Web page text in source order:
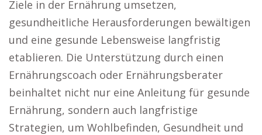
Ziele in der Ernährung umsetzen,
gesundheitliche Herausforderungen bewältigen
und eine gesunde Lebensweise langfristig
etablieren. Die Unterstützung durch einen
Ernährungscoach oder Ernährungsberater
beinhaltet nicht nur eine Anleitung für gesunde
Ernährung, sondern auch langfristige
Strategien, um Wohlbefinden, Gesundheit und